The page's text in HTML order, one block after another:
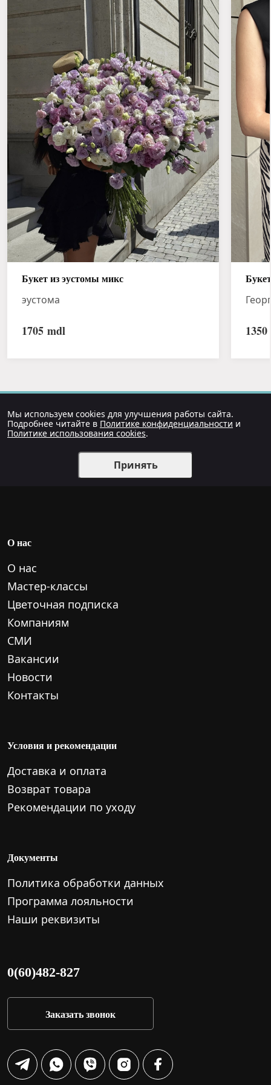
Букет из эустомы микс
эустома
1705 mdl 1350
Мы используем cookies для улучшения работы сайта.
Подробнее читайте в Политике конфиденциальности и
Политике использования cookies.
Принять
О нас
О нас
Мастер-классы
Цветочная подписка
Компаниям
СМИ
Вакансии
Новости
Контакты
Условия и рекомендации
Доставка и оплата
Возврат товара
Рекомендации по уходу
Документы
Политика обработки данных
Программа лояльности
Наши реквизиты
0(60)482-827
Заказать звонок